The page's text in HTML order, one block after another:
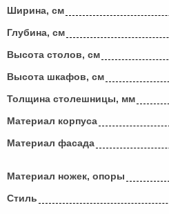
Ширина, см
Глубина, см
Высота столов, см
Высота шкафов, см
Толщина столешницы, мм
Материал корпуса
Материал фасада
Материал ножек, опоры
Стиль